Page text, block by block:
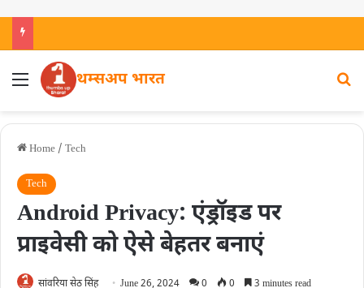
थम्सअप भारत
Home / Tech
Tech
Android Privacy: एंड्रॉइड पर
प्राइवेसी को ऐसे बेहतर बनाएं
सांवरिया सेठ सिंह June 26, 2024 0 0 3 minutes read